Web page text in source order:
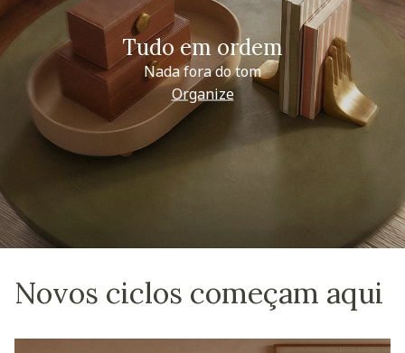
Tudo em ordem
Nada fora do tom
Organize
Novos ciclos começam aqui